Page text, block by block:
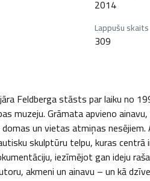
2014
Lappušu skaits
309
Feldberga stāsts par laiku no
muzeju. Grāmata apvieno
un vietas atmiņas
skulptūru telpu, kuras
iezīmējot gan ideju
akmeni un ainavu – un kā